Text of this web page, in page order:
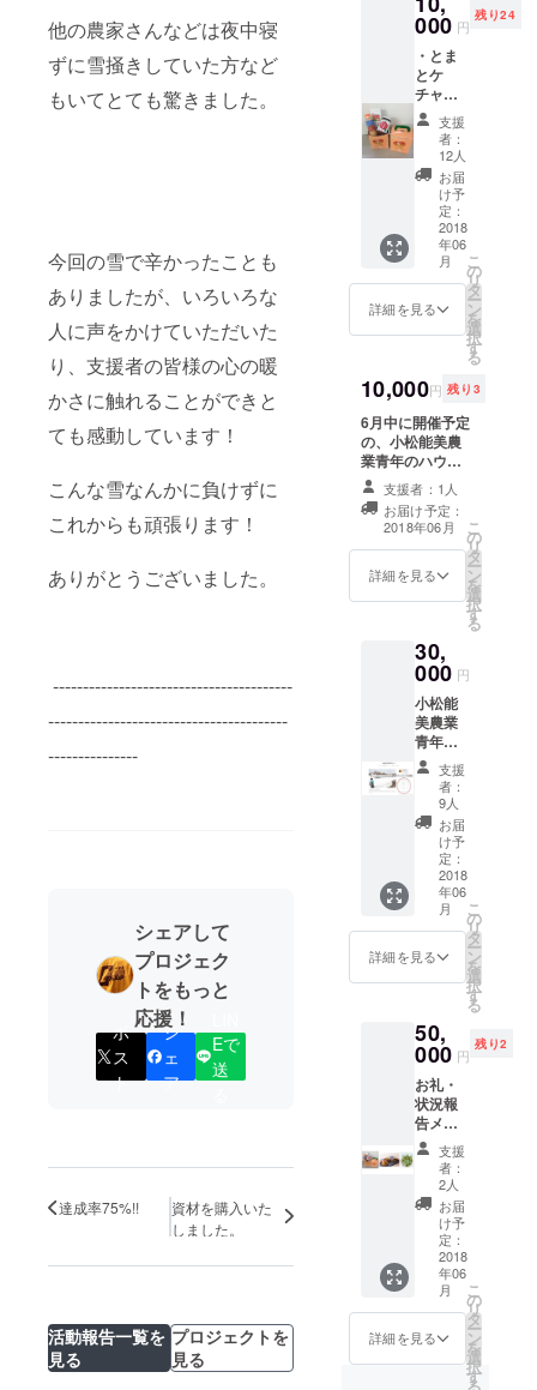
他の農家さんなどは夜中寝
ずに雪掻きしていた方など
もいてとても驚きました。
今回の雪で辛かったことも
ありましたが、いろいろな
人に声をかけていただいた
り、支援者の皆様の心の暖
かさに触れることができと
ても感動しています！
こんな雪なんかに負けずに
これからも頑張ります！
ありがとうございました。
----------------------------------------
----------------------------------------
---------------
シェアして
プロジェク
トをもっと
応援！
ポ
ス
ト
シ
ェ
ア
Eで
送
達成率75%!!
資材を購入いた
しました。
活動報告一覧を
見る
プロジェクトを
見る
に味付
けした
もの）
・蓮根
ハンバ
－グ：
加賀レ
ンコン
を使っ
たふん
わりハ
ンバ－
グをサ
ンドし
たもの
・金沢
－と能
ミル
フィ－
ユ風と
んかつ
を具材
にした
も
http://w
ww.is-
oduct/b
erger.ht
ml
×1袋 ・
はとむ
ぎ茶
ティー
パック
（12ｇ
×20Ｐ入
り）×1
袋 能
美市産
のはと
むぎを
使用し
ていま
す。商
品はす
ンで
す。は
とむぎ
は穀物
の中で
も栄養
価が高
く、タ
ンパク
質・脂
肪・カ
タミン
B1,B2
・アミ
ノ酸組
成が豊
富で
す。ブ
レンド
はとむ
ぎ茶は
能美市
産の玄
米・大
麦をし
ようし
しく、
すっき
で
す。
000 円
残り24
・とま
とケ
チャッ
プ：ト
マトの
旨味と
甘味が
凝縮し
た､トマ
トの味
が濃い
チャッ
プ(着色
料・保
存料未
ミディ
トマト
ドレッ
シング:
実はも
皮も種
も丸ご
と使
い、マ
イルド
レッシ
ングに
仕上げ
ていま
す。サ
ラダや
温野
菜・冷
製パス
タに
たっぷ
りかけ
てお召
し上が
りくだ
さい。
・カ
のトマ
トと小
麦を
使って
家族で
食べら
れるカ
レール
ウ
http://w
ww.ja-
komats
ushi.or.j
支援
者：
12人
お届
け予
定：
2018
年06
月
詳細を見る
こ
の
リ
タ
ー
ン
を
選
択
す
る
10,000円 残り3
6月中に開催予定
の、小松能美農
業青年のハウス
撤去体験で一緒
に倒壊したハウ
スの撤去を行い
ます。
支援者：1人
お届け予定：
2018年06月
詳細を見る
こ
の
リ
タ
ー
ン
を
選
択
す
る
30,
000 円
小松能
美農業
青年の
HPに今
回のプ
ロジェ
クトの
支援
者・支
援店と
して名
前・HP
リンク
を掲載
させて
いただ
す。 サ
イド
バーに
掲載す
るの
で、
ページ
を移動
しても
リンク
ボタン
が表示
されま
す。
支援
者：
9人
お届
け予
定：
2018
年06
月
詳細を見る
こ
の
リ
タ
ー
ン
を
選
択
す
る
50,
000 円
残り2
お礼・
状況報
告メー
ルと手
紙・JA
小松
市・能
美・根
上の加
工品に
加え、
小松能
美農業
青年と
の交流
の場を
支援
者：
2人
お届
け予
定：
2018
年06
月
詳細を見る
こ
の
リ
タ
ー
ン
を
選
択
す